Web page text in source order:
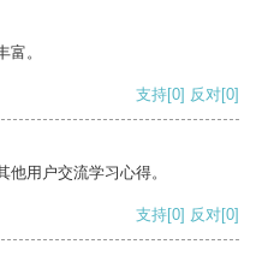
。
支持[0] 反对[0]
用户交流学习心得。
支持[0] 反对[0]